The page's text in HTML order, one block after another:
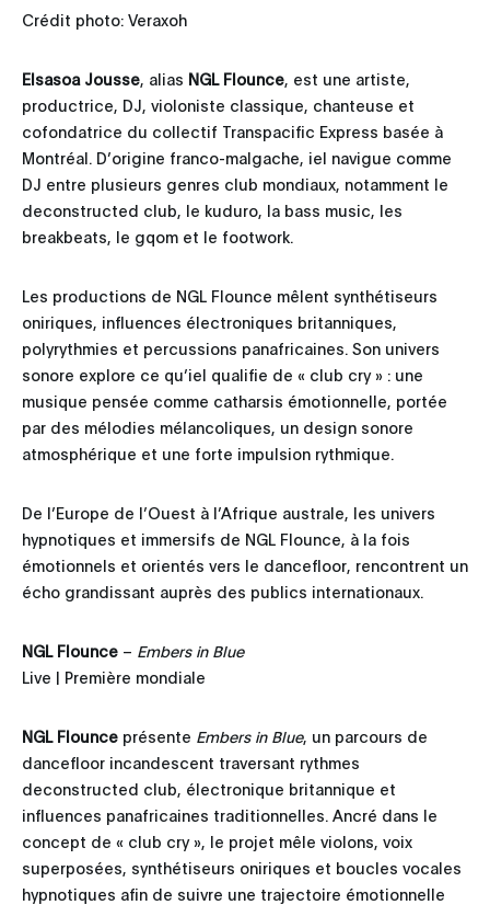
Crédit photo: Veraxoh
Elsasoa Jousse , alias NGL Flounce , est une artiste,
productrice, DJ, violoniste classique, chanteuse et
cofondatrice du collectif Transpacific Express basée à
Montréal. D’origine franco-malgache, iel navigue comme
DJ entre plusieurs genres club mondiaux, notamment le
deconstructed club, le kuduro, la bass music, les
breakbeats, le gqom et le footwork.
Les productions de NGL Flounce mêlent synthétiseurs
oniriques, influences électroniques britanniques,
polyrythmies et percussions panafricaines. Son univers
sonore explore ce qu’iel qualifie de « club cry » : une
musique pensée comme catharsis émotionnelle, portée
par des mélodies mélancoliques, un design sonore
atmosphérique et une forte impulsion rythmique.
De l’Europe de l’Ouest à l’Afrique australe, les univers
hypnotiques et immersifs de NGL Flounce, à la fois
émotionnels et orientés vers le dancefloor, rencontrent un
écho grandissant auprès des publics internationaux.
NGL Flounce – Embers in Blue
Live | Première mondiale
NGL Flounce présente Embers in Blue, un parcours de
dancefloor incandescent traversant rythmes
deconstructed club, électronique britannique et
influences panafricaines traditionnelles. Ancré dans le
concept de « club cry », le projet mêle violons, voix
superposées, synthétiseurs oniriques et boucles vocales
hypnotiques afin de suivre une trajectoire émotionnelle